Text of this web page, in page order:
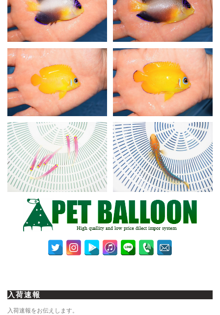
入荷速報
入荷速報をお伝えします。